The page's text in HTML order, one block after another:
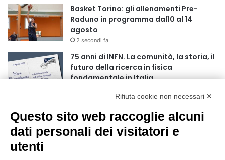
Basket Torino: gli allenamenti Pre-
Raduno in programma dal10 al 14
agosto
2 secondi fa
75 anni di INFN. La comunità, la storia, il
futuro della ricerca in fisica
fondamentale in Italia
nel pieno della stagione turistica
4 ore fa
Rifiuta cookie non necessari ✕
Questo sito web raccoglie alcuni
dati personali dei visitatori e
utenti